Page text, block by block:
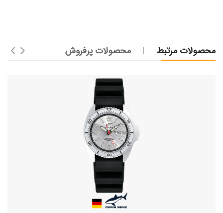
محصولات مرتبط محصولات پرفروش